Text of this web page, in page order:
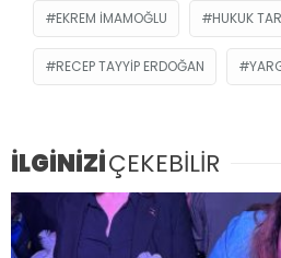
EKREM IMAMOĞLU HUKUK
RECEP TAYYIP ERDOĞAN
İLGİNİZİÇEKEBİLİR